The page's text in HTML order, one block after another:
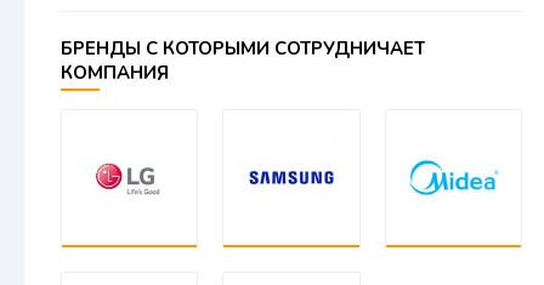
БРЕНДЫ С КОТОРЫМИ СОТРУДНИЧАЕТ
КОМПАНИЯ